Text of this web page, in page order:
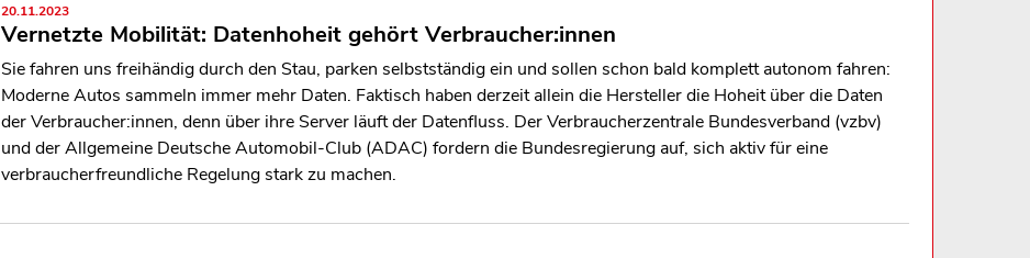
20.11.2023
Vernetzte Mobilität: Datenhoheit gehört Verbraucher:innen
Sie fahren uns freihändig durch den Stau, parken selbstständig ein und sollen schon bald komplett autonom fahren:
Moderne Autos sammeln immer mehr Daten. Faktisch haben derzeit allein die Hersteller die Hoheit über die Daten
der Verbraucher:innen, denn über ihre Server läuft der Datenfluss. Der Verbraucherzentrale Bundesverband (vzbv)
und der Allgemeine Deutsche Automobil-Club (ADAC) fordern die Bundesregierung auf, sich aktiv für eine
verbraucherfreundliche Regelung stark zu machen.